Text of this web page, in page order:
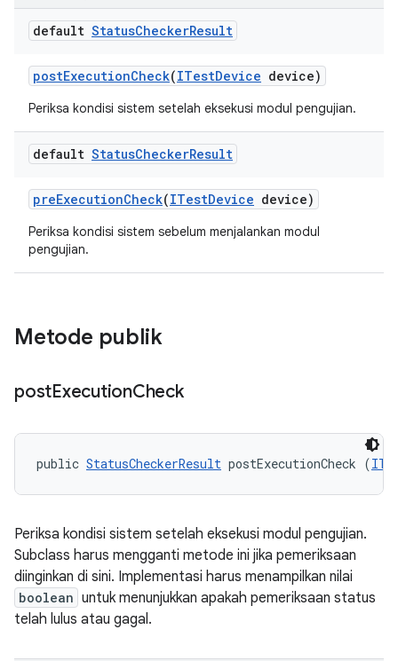
default StatusCheckerResult
postExecutionCheck(ITestDevice device)
Periksa kondisi sistem setelah eksekusi modul pengujian.
default StatusCheckerResult
preExecutionCheck(ITestDevice device)
Periksa kondisi sistem sebelum menjalankan modul
pengujian.
Metode publik
postExecutionCheck
public StatusCheckerResult postExecutionCheck (
Periksa kondisi sistem setelah eksekusi modul pengujian.
Subclass harus mengganti metode ini jika pemeriksaan
diinginkan di sini. Implementasi harus menampilkan nilai
boolean untuk menunjukkan apakah pemeriksaan status
telah lulus atau gagal.